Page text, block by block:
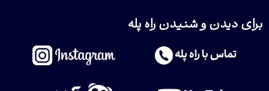
برای دیدن و شنیدن راه پله